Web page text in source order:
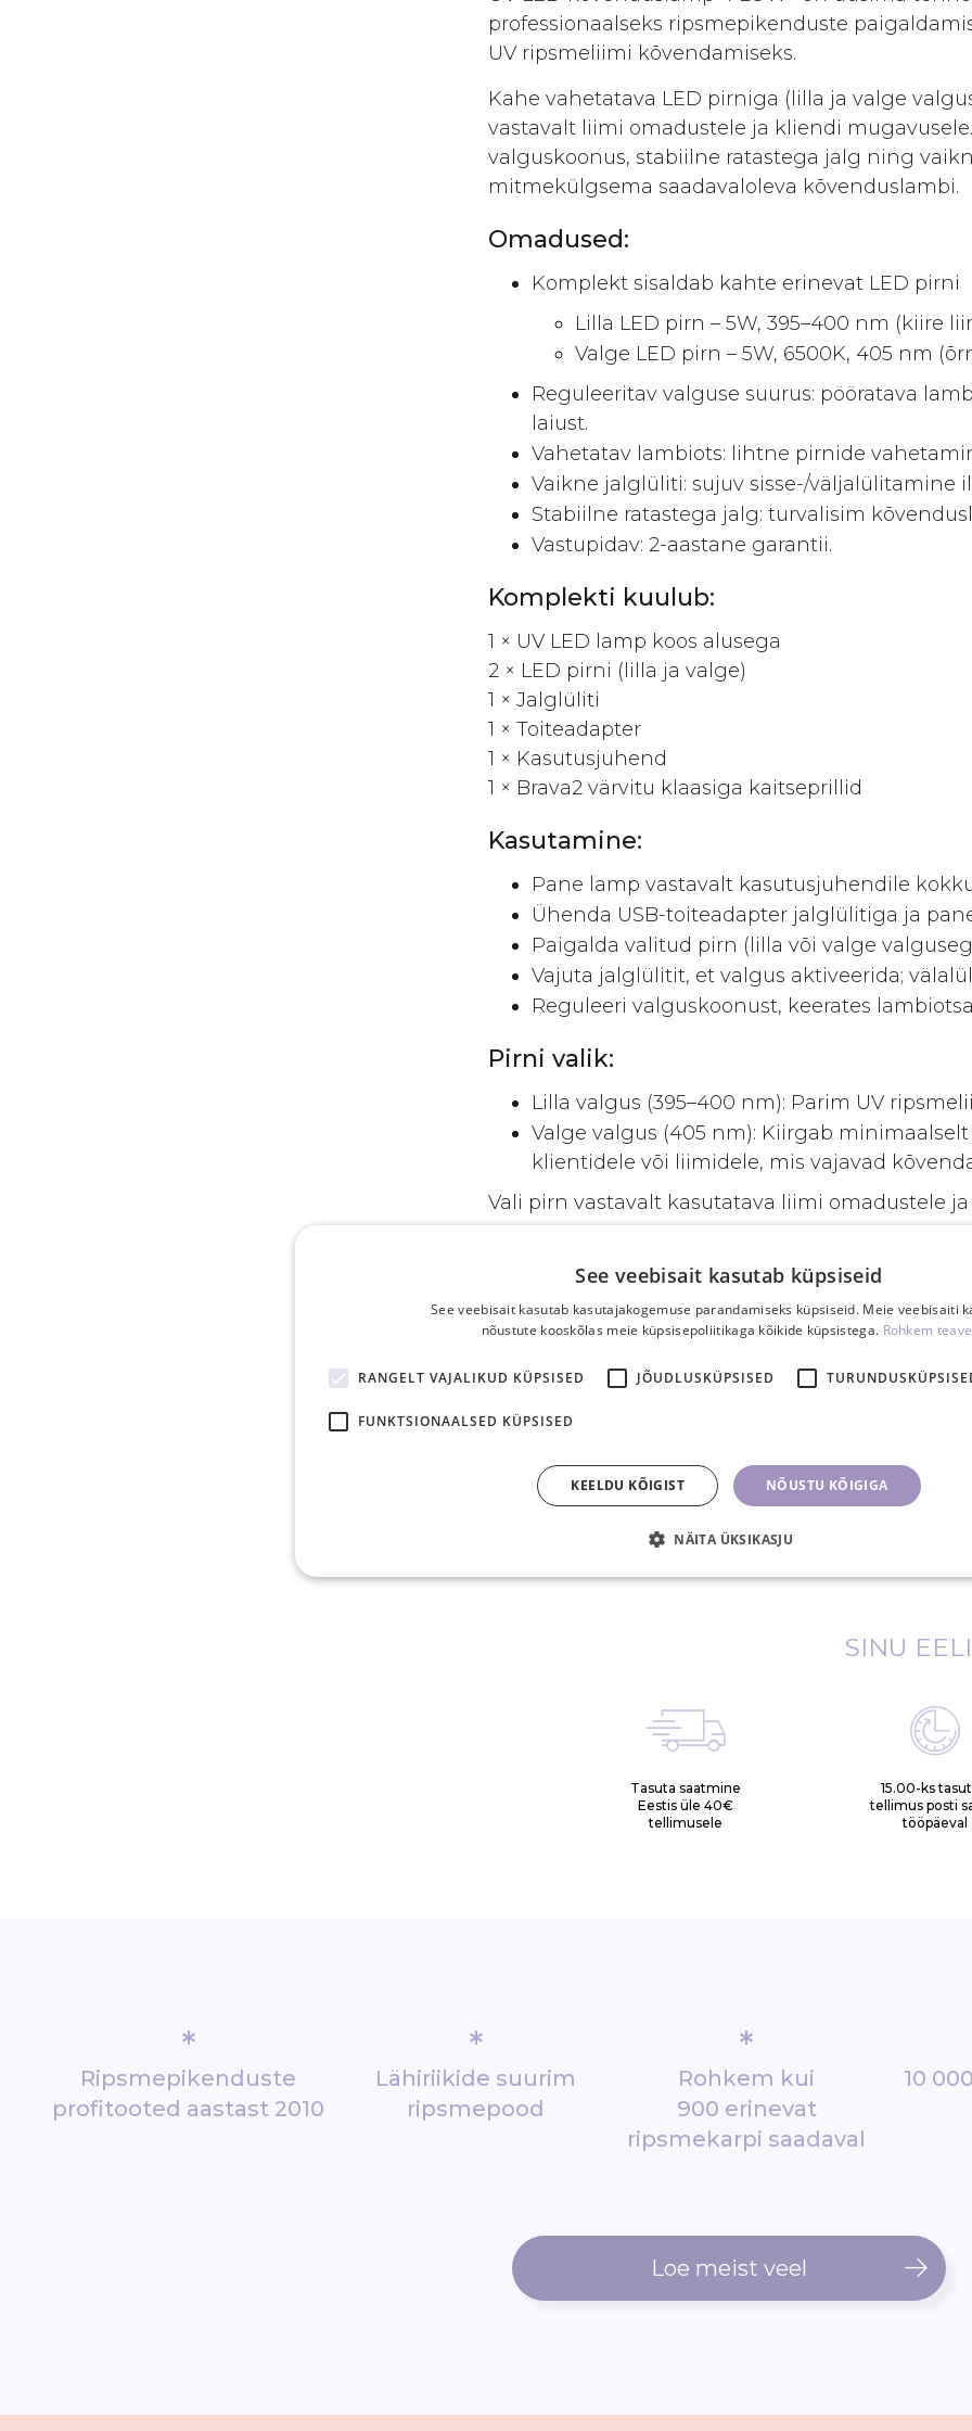
gallery
professionaalseks ripsmepikenduste
UV ripsmeliimi kõvendamiseks.
Kahe vahetatava LED pirniga (lilla ja valge
vastavalt liimi omadustele ja kliendi
valguskoonus, stabiilne ratastega jalg ning
mitmekülgsema saadavaloleva kõvenduslambi.
Omadused:
Komplekt sisaldab kahte erinevat LED pirni
Lilla LED pirn – 5W, 395–400 nm (kiire
Valge LED pirn – 5W, 6500K, 405 nm
Reguleeritav valguse suurus: pööratava
laiust.
Vahetatav lambiots: lihtne pirnide
Vaikne jalglüliti: sujuv sisse-/väljalülitamine
Stabiilne ratastega jalg: turvalisim
Vastupidav: 2-aastane garantii.
Komplekti kuulub:
1 × UV LED lamp koos alusega
2 × LED pirni (lilla ja valge)
1 × Jalglüliti
1 × Toiteadapter
1 × Kasutusjuhend
1 × Brava2 värvitu klaasiga kaitseprillid
Kasutamine:
Pane lamp vastavalt kasutusjuhendile
Ühenda USB-toiteadapter jalglülitiga ja
Paigalda valitud pirn (lilla või valge
Vajuta jalglülitit, et valgus aktiveerida;
Reguleeri valguskoonust, keerates
Pirni valik:
Lilla valgus (395–400 nm): Parim UV
Valge valgus (405 nm): Kiirgab
klientidele või liimidele, mis vajavad
Vali pirn vastavalt kasutatava liimi omadustele
Ära vaata otse valgusesse.
Veendu, et kliendi silmad on suletud ja
Kasuta töötamise ajal UV kaitseprille.
Ära hoia jalglülitit sisselülituna kauem kui 3
Ei ole mõeldud kasutamiseks lastele ega
kellel on vähenenud füüsilised või
Palun loe enne esmakordset kasutamist
Ohutuse ja kvaliteedi sertifikaadid: LVD | CE |
SINU
Tasuta saatmine
Eestis üle 40€
tellimusele
15.00-ks
tellimus posti
tööpäeval
*
Ripsmepikenduste
profitooted aastast 2010
*
Lähiriikide suurim
ripsmepood
*
Rohkem kui
900 erinevat
ripsmekarpi saadaval
10
Loe meist veel
See veebisait kasutab küpsiseid
See veebisait kasutab kasutajakogemuse parandamiseks küpsiseid. Meie veebisaiti
nõustute kooskõlas meie küpsisepoliitikaga kõikide küpsistega. Rohkem
RANGELT VAJALIKUD KÜPSISED JÕUDLUSKÜPSISED
FUNKTSIONAALSED KÜPSISED
NÕUSTU KÕIGIGA
KEELDU KÕIGIST
NÄITA ÜKSIKASJU